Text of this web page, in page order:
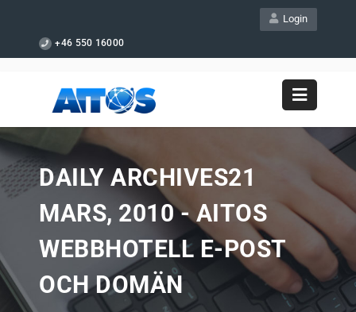
Login
+46 550 16000
DAILY ARCHIVES21
MARS, 2010 - AITOS
WEBBHOTELL E-POST
OCH DOMÄN